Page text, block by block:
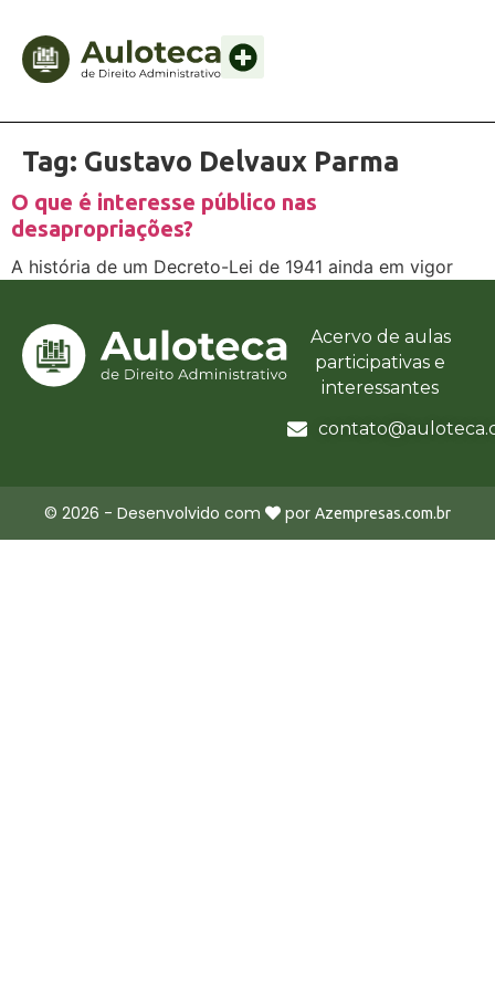
Tag: Gustavo Delvaux Parma
O que é interesse público nas
desapropriações?
A história de um Decreto-Lei de 1941 ainda em vigor
Acervo de aulas
participativas e
interessantes
© 2026 - Desenvolvido com por Azempresas.com.br